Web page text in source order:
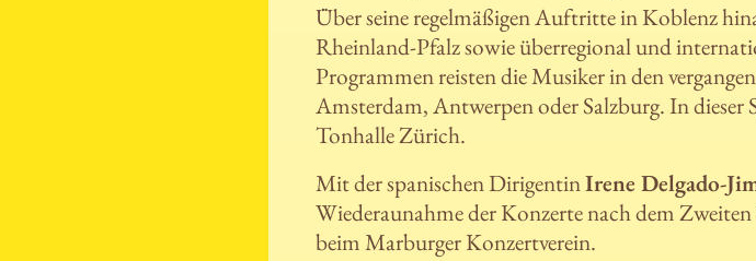
Über seine regelmäßigen Auftritte in Koblenz
Rheinland-Pfalz sowie überregional und
Programmen reisten die Musiker in den
Amsterdam, Antwerpen oder Salzburg. In dieser
Tonhalle Zürich.
Mit der spanischen DirigentinIrene Delgado-
Wiederaunahme der Konzerte nach dem
beim Marburger Konzertverein.